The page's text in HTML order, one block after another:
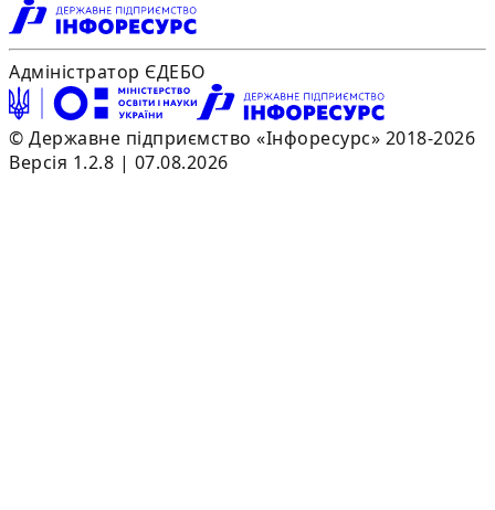
Адміністратор ЄДЕБО
© Державне підприємство «Інфоресурс» 2018-2026
Версія 1.2.8 | 07.08.2026